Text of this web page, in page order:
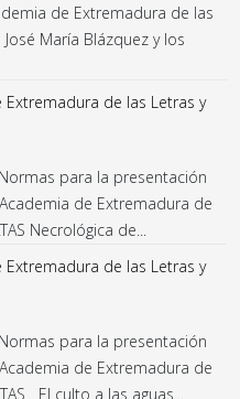
de Extremadura de las
José María Blázquez y los
de las Letras y
para la presentación
de Extremadura de
Necrológica de...
de las Letras y
para la presentación
de Extremadura de
El culto a las aguas...